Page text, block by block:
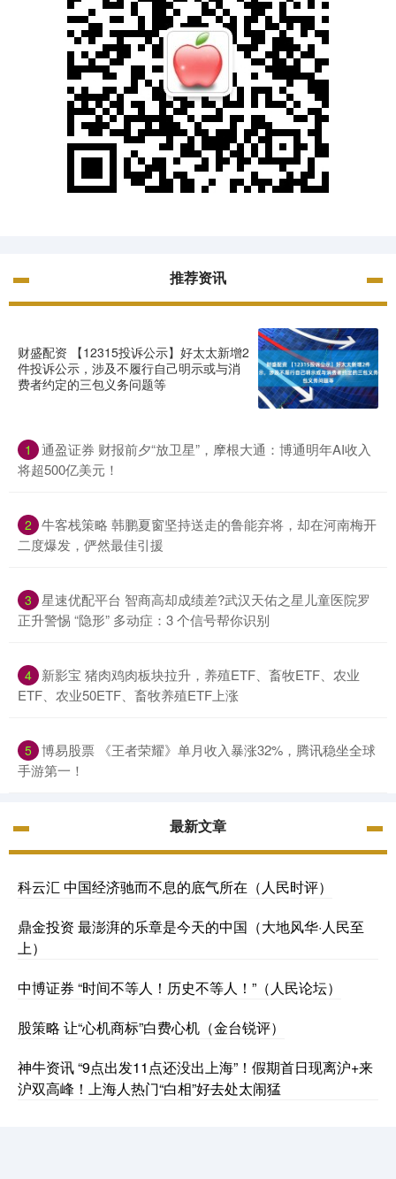
推荐资讯
财盛配资 【12315投诉公示】好太太新增2
件投诉公示，涉及不履行自己明示或与消
费者约定的三包义务问题等
1
通盈证券 财报前夕“放卫星”，摩根大通：博通明年AI收入
将超500亿美元！
2 牛客栈策略 韩鹏夏窗坚持送走的鲁能弃将，却在河南梅开
二度爆发，俨然最佳引援
3 星速优配平台 智商高却成绩差?武汉天佑之星儿童医院罗
正升警惕 “隐形” 多动症：3 个信号帮你识别
4 新影宝 猪肉鸡肉板块拉升，养殖ETF、畜牧ETF、农业
ETF、农业50ETF、畜牧养殖ETF上涨
5 博易股票 《王者荣耀》单月收入暴涨32%，腾讯稳坐全球
手游第一！
最新文章
科云汇 中国经济驰而不息的底气所在（人民时评）
鼎金投资 最澎湃的乐章是今天的中国（大地风华·人民至
上）
中博证券 “时间不等人！历史不等人！”（人民论坛）
股策略 让“心机商标”白费心机（金台锐评）
神牛资讯 “9点出发11点还没出上海”！假期首日现离沪+来
沪双高峰！上海人热门“白相”好去处太闹猛